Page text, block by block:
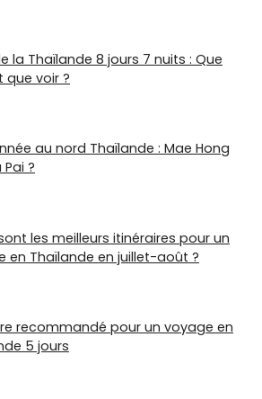
la Thaïlande 8 jours 7 nuits : Que
que voir ?
au nord Thaïlande : Mae Hong
?
les meilleurs itinéraires pour un
en Thaïlande en juillet-août ?
recommandé pour un voyage en
5 jours